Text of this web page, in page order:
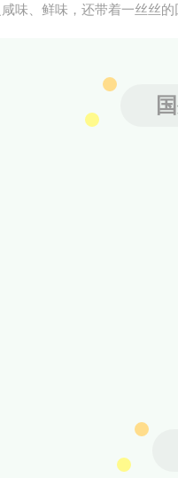
味、鲜味，还带着一丝丝的